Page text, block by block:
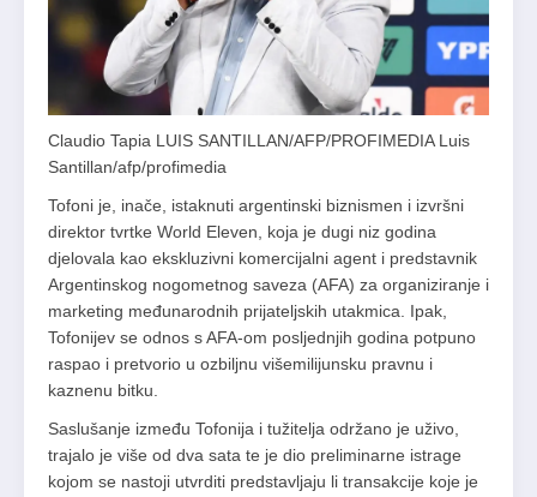
Claudio Tapia LUIS SANTILLAN/AFP/PROFIMEDIA Luis
Santillan/afp/profimedia
Tofoni je, inače, istaknuti argentinski biznismen i izvršni
direktor tvrtke World Eleven, koja je dugi niz godina
djelovala kao ekskluzivni komercijalni agent i predstavnik
Argentinskog nogometnog saveza (AFA) za organiziranje i
marketing međunarodnih prijateljskih utakmica. Ipak,
Tofonijev se odnos s AFA-om posljednjih godina potpuno
raspao i pretvorio u ozbiljnu višemilijunsku pravnu i
kaznenu bitku.
Saslušanje između Tofonija i tužitelja održano je uživo,
trajalo je više od dva sata te je dio preliminarne istrage
kojom se nastoji utvrditi predstavljaju li transakcije koje je